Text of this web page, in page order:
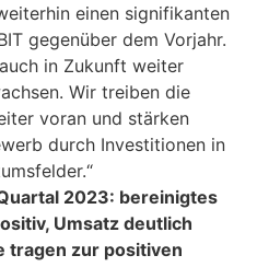
einen signifikanten
gegenüber dem Vorjahr.
in Zukunft weiter
Wir treiben die
voran und stärken
durch Investitionen in
2023: bereinigtes
Umsatz deutlich
tragen zur positiven